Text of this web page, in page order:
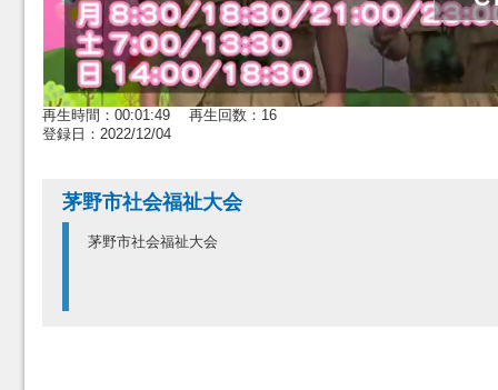
再生時間：00:01:49 再生回数：16
登録日：2022/12/04
茅野市社会福祉大会
茅野市社会福祉大会